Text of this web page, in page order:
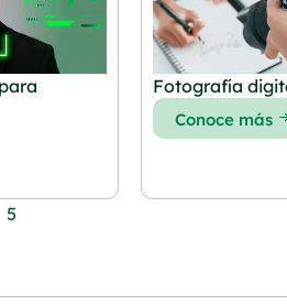
Fotografía
Conoce más
5